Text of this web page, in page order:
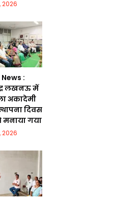
2026
:
लखनऊ में
अकादेमी
दिवस
गया
2026